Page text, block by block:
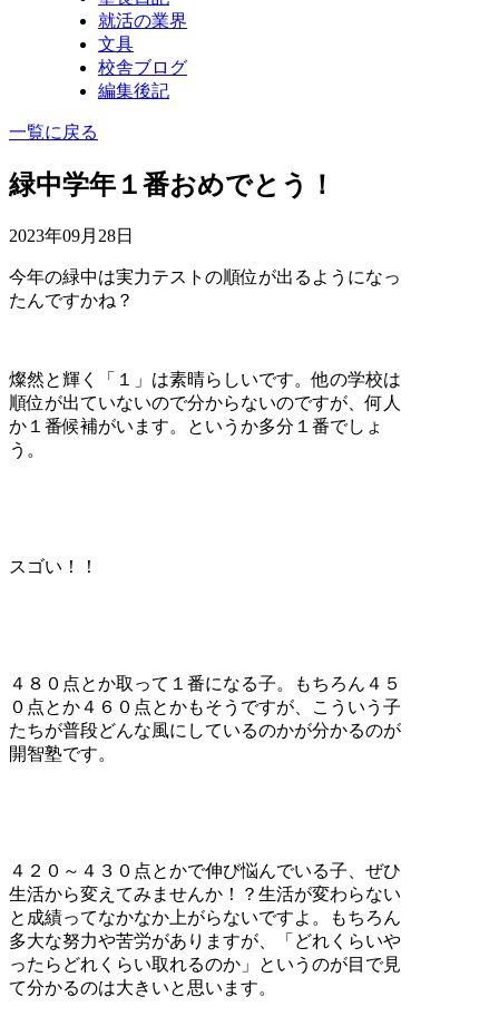
就活の業界
文具
校舎ブログ
編集後記
一覧に戻る
緑中学年１番おめでとう！
2023年09月28日
今年の緑中は実力テストの順位が出るようになっ
たんですかね？
燦然と輝く「１」は素晴らしいです。他の学校は
順位が出ていないので分からないのですが、何人
か１番候補がいます。というか多分１番でしょ
う。
スゴい！！
４８０点とか取って１番になる子。もちろん４５
０点とか４６０点とかもそうですが、こういう子
たちが普段どんな風にしているのかが分かるのが
開智塾です。
４２０～４３０点とかで伸び悩んでいる子、ぜひ
生活から変えてみませんか！？生活が変わらない
と成績ってなかなか上がらないですよ。もちろん
多大な努力や苦労がありますが、「どれくらいや
ったらどれくらい取れるのか」というのが目で見
て分かるのは大きいと思います。